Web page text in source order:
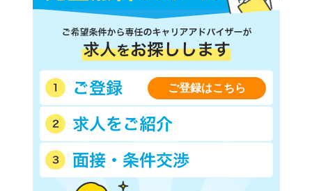
ご登録はこちら